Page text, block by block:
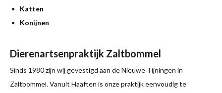
Katten
Konijnen
Dierenartsenpraktijk Zaltbommel
Sinds 1980 zijn wij gevestigd aan de Nieuwe Tijningen in
Zaltbommel. Vanuit Haaften is onze praktijk eenvoudig te